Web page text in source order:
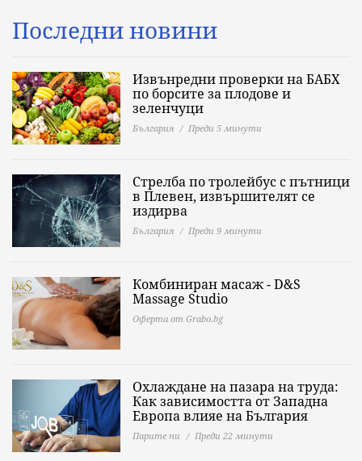
Последни новини
Извънредни проверки на БАБХ
по борсите за плодове и
зеленчуци
България Преди 5 минути
Стрелба по тролейбус с пътници
в Плевен, извършителят се
издирва
България Преди 9 минути
Комбиниран масаж - D&S
Massage Studio
Оферта от Grabo.bg
Охлаждане на пазара на труда:
Как зависимостта от Западна
Европа влияе на България
Парите ни Преди 22 минути